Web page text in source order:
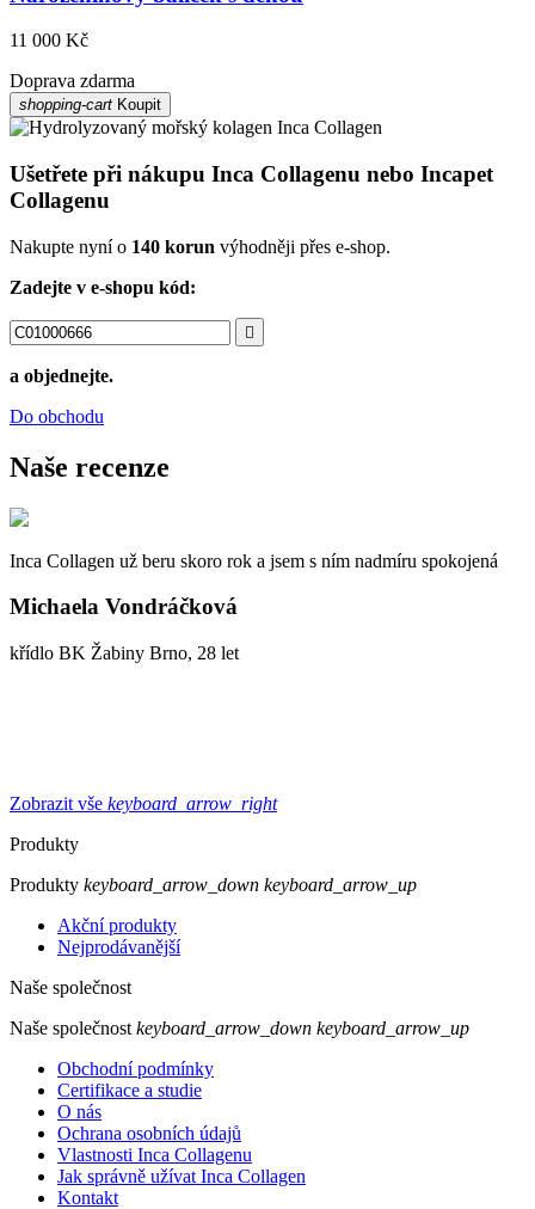
11 000 Kč
Doprava zdarma
shopping-cart Koupit
Ušetřete při nákupu Inca Collagenu nebo Incapet
Collagenu
Nakupte nyní o 140 korun výhodněji přes e-shop.
Zadejte v e-shopu kód:

a objednejte.
Do obchodu
Naše recenze
Inca Collagen už beru skoro rok a jsem s ním nadmíru spokojená
Michaela Vondráčková
křídlo BK Žabiny Brno, 28 let
Zobrazit vše keyboard_arrow_right
Produkty
Produkty keyboard_arrow_down keyboard_arrow_up
Akční produkty
Nejprodávanější
Naše společnost
Naše společnost keyboard_arrow_down keyboard_arrow_up
Obchodní podmínky
Certifikace a studie
O nás
Ochrana osobních údajů
Vlastnosti Inca Collagenu
Jak správně užívat Inca Collagen
Kontakt